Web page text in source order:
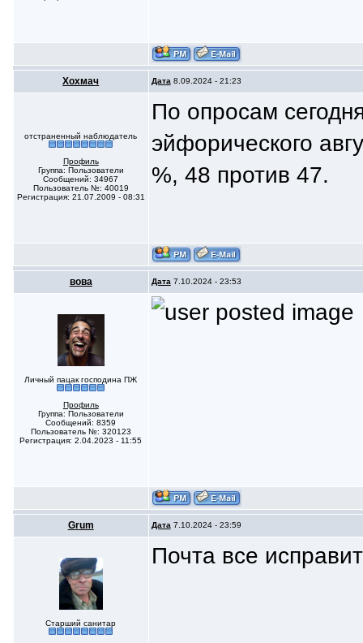
Хохмач Дата 8.09.2024 - 21:23
отстраненный наблюдатель
Профиль
Группа: Пользователи
Сообщений: 34967
Пользователь №: 40019
Регистрация: 21.07.2009 - 08:31
По опросам
эйфорического
%, 48 против 47.
вoва Дата 7.10.2024 - 23:53
Личный пацак господина ПЖ
Профиль
Группа: Пользователи
Сообщений: 8359
Пользователь №: 320123
Регистрация: 2.04.2023 - 11:55
Grum Дата 7.10.2024 - 23:59
Старший санитар
Почта все